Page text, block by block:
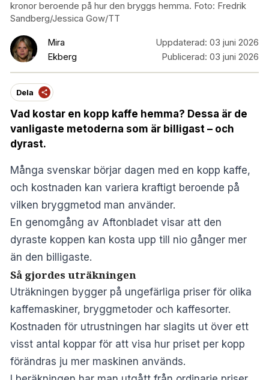
kronor beroende på hur den bryggs hemma. Foto: Fredrik
Sandberg/Jessica Gow/TT
Mira
Ekberg
Uppdaterad: 03 juni 2026
Publicerad: 03 juni 2026
Dela
Vad kostar en kopp kaffe hemma? Dessa är de
vanligaste metoderna som är billigast – och
dyrast.
Många svenskar börjar dagen med en kopp kaffe,
och kostnaden kan variera kraftigt beroende på
vilken bryggmetod man använder.
En genomgång av Aftonbladet visar att den
dyraste koppen kan kosta upp till nio gånger mer
än den billigaste.
Så gjordes uträkningen
Uträkningen bygger på ungefärliga priser för olika
kaffemaskiner, bryggmetoder och kaffesorter.
Kostnaden för utrustningen har slagits ut över ett
visst antal koppar för att visa hur priset per kopp
förändras ju mer maskinen används.